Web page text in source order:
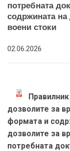
потребната
содржината
воени стоки
02.06.2026
дозволите за
формата и
дозволите за
потребната